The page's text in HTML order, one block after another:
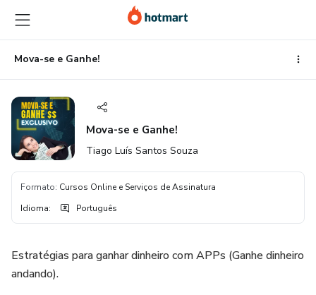
para
o
conteúdo
principal
para
o
pagamento
para
o
rodapé
Mova-se e Ganhe!
Mova-se e Ganhe!
Tiago Luís Santos Souza
Formato: Cursos Online e Serviços de Assinatura
Idioma: Português
Estratégias para ganhar dinheiro com APPs (Ganhe dinheiro
andando).